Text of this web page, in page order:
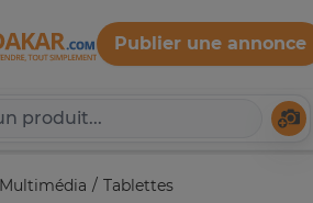
Dakar
Publier une annonce
Multimédia
Tablettes